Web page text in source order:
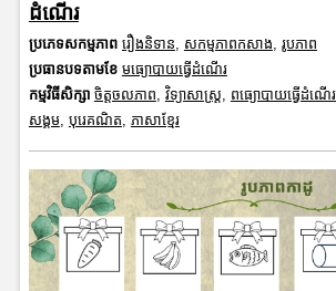
ដំណើរ
ប្រភេទសកម្មភាព រឿងនិទាន, សកម្មភាពកសាង, រូបភាព
ប្រធានបទតាមខែ មធ្យោបាយធ្វើដំណើរ
កម្មវិធីសិក្សា ចិត្តចលភាព, វិទ្យាសាស្រ្ត, ពធ្យោបាយធ្វើដំណើរ
សង្គម, បុរេគណិត, ភាសាខ្មែរ